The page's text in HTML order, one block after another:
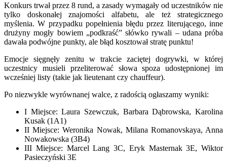
Konkurs trwał przez 8 rund, a zasady wymagały od uczestników nie
tylko doskonałej znajomości alfabetu, ale też strategicznego
myślenia. W przypadku popełnienia błędu przez literującego, inne
drużyny mogły bowiem „podkraść” słówko rywali – udana próba
dawała podwójne punkty, ale błąd kosztował stratę punktu!
Emocje sięgnęły zenitu w trakcie zaciętej dogrywki, w której
uczestnicy musieli przeliterować słowa spoza udostępnionej im
wcześniej listy (takie jak lieutenant czy chauffeur).
Po niezwykle wyrównanej walce, z radością ogłaszamy wyniki:
I Miejsce: Laura Szewczuk, Barbara Dąbrowska, Karolina
Kusak (1A1)
II Miejsce: Weronika Nowak, Milana Romanovskaya, Anna
Nowakowska (3B4)
III Miejsce: Marcel Lang 3C, Eryk Masternak 3E, Wiktor
Pasieczyński 3E